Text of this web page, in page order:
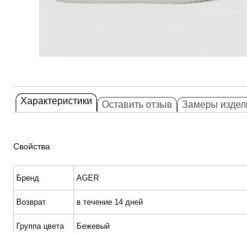
Характеристики Оставить отзыв Замеры
Свойства
Бренд AGER
Возврат в течение 14 дней
Группа цвета Бежевый